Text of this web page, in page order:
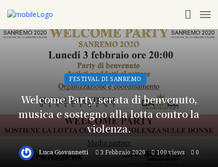
FESTIVAL DI SANREMO
Welcome Party, serata di benvenuto,
musica e sostegno alla lotta contro la
violenza.
Luca Giovannetti 3 Febbraio 2020 100 views 0